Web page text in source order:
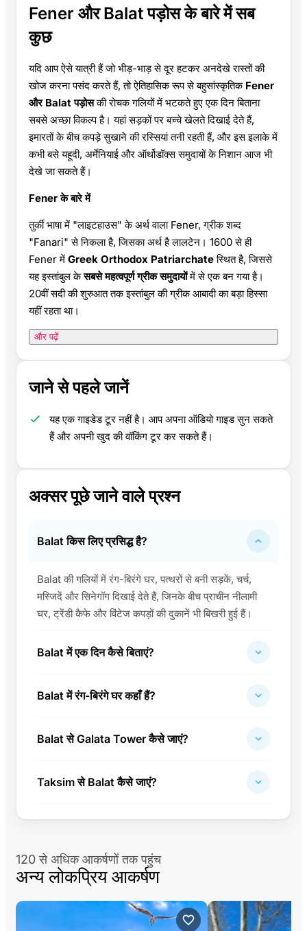
Fener और Balat पड़ोस के बारे में सब
कुछ
यदि आप ऐसे यात्री हैं जो भीड़-भाड़ से दूर हटकर अनदेखे रास्तों की
खोज करना पसंद करते हैं, तो ऐतिहासिक रूप से बहुसांस्कृतिक Fener
और Balat पड़ोसकी रोचक गलियों में भटकते हुए एक दिन बिताना
सबसे अच्छा विकल्प है। यहां सड़कों पर बच्चे खेलते दिखाई देते हैं,
इमारतों के बीच कपड़े सुखाने की रस्सियां तनी रहती हैं, और इस इलाके में
कभी बसे यहूदी, अर्मेनियाई और ऑर्थोडॉक्स समुदायों के निशान आज भी
देखे जा सकते हैं।
Fener के बारे में
तुर्की भाषा में "लाइटहाउस" के अर्थ वाला Fener, ग्रीक शब्द
"Fanari" से निकला है, जिसका अर्थ है लालटेन। 1600 से ही
Fener में Greek Orthodox Patriarchateस्थित है, जिससे
यह इस्तांबुल केसबसे महत्वपूर्ण ग्रीक समुदायोंमें से एक बन गया है।
20वीं सदी की शुरुआत तक इस्तांबुल की ग्रीक आबादी का बड़ा हिस्सा
यहीं रहता था।
और पढ़ें
जाने से पहले जानें
यह एक गाइडेड टूर नहीं है। आप अपना ऑडियो गाइड सुन सकते
हैं और अपनी खुद की वॉकिंग टूर कर सकते हैं।
अक्सर पूछे जाने वाले प्रश्न
Balat किस लिए प्रसिद्ध है?
Balat की गलियों में रंग-बिरंगे घर, पत्थरों से बनी सड़कें, चर्च,
मस्जिदें और सिनेगॉग दिखाई देते हैं, जिनके बीच प्राचीन नीलामी
घर, ट्रेंडी कैफे और विंटेज कपड़ों की दुकानें भी बिखरी हुई हैं।
Balat में एक दिन कैसे बिताएं?
Balat में रंग-बिरंगे घर कहाँ हैं?
Balat से Galata Tower कैसे जाएं?
Taksim से Balat कैसे जाएं?
120 से अधिक आकर्षणों तक पहुंच
अन्य लोकप्रिय आकर्षण